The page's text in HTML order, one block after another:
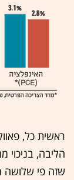
ראשית כל,
שזה פי